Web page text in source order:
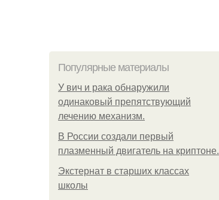
Популярные материалы
У вич и рака обнаружили
одинаковый препятствующий
лечению механизм.
В России создали первый
плазменный двигатель на криптоне.
Экстернат в старших классах
школы